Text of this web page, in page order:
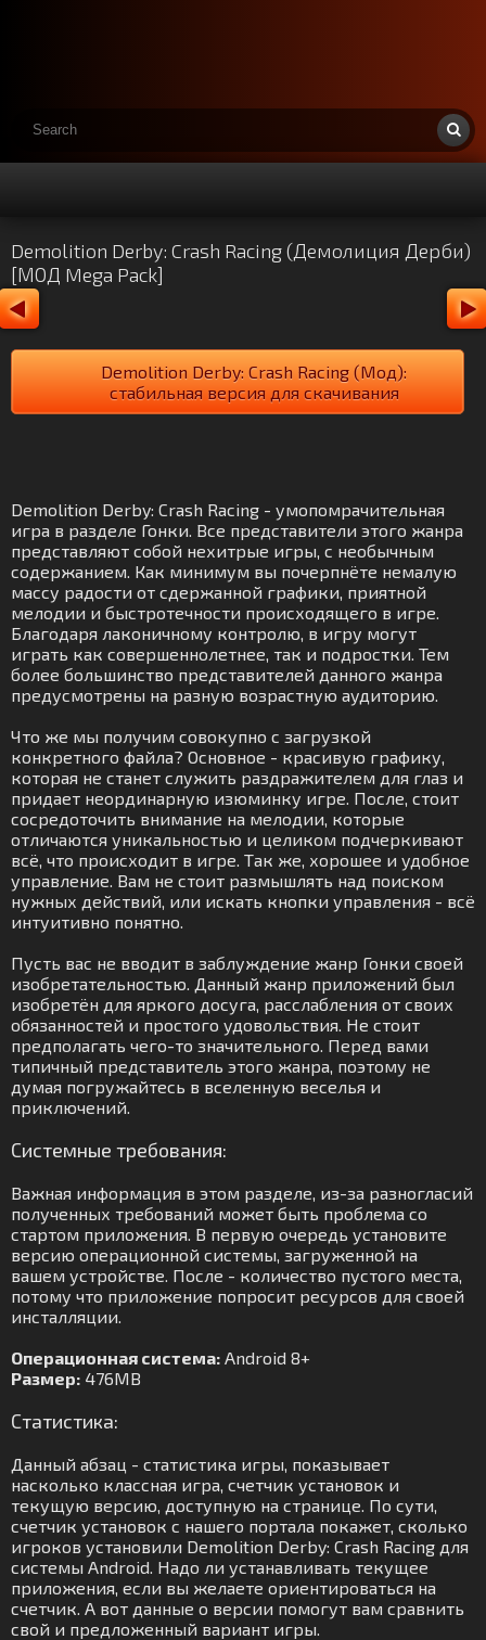
Demolition Derby: Crash Racing (Демолиция Дерби)
[МОД Mega Pack]
Demolition Derby: Crash Racing (Мод):
стабильная версия для скачивания
Demolition Derby: Crash Racing - умопомрачительная
игра в разделе Гонки. Все представители этого жанра
представляют собой нехитрые игры, с необычным
содержанием. Как минимум вы почерпнёте немалую
массу радости от сдержанной графики, приятной
мелодии и быстротечности происходящего в игре.
Благодаря лаконичному контролю, в игру могут
играть как совершеннолетнее, так и подростки. Тем
более большинство представителей данного жанра
предусмотрены на разную возрастную аудиторию.
Что же мы получим совокупно с загрузкой
конкретного файла? Основное - красивую графику,
которая не станет служить раздражителем для глаз и
придает неординарную изюминку игре. После, стоит
сосредоточить внимание на мелодии, которые
отличаются уникальностью и целиком подчеркивают
всё, что происходит в игре. Так же, хорошее и удобное
управление. Вам не стоит размышлять над поиском
нужных действий, или искать кнопки управления - всё
интуитивно понятно.
Пусть вас не вводит в заблуждение жанр Гонки своей
изобретательностью. Данный жанр приложений был
изобретён для яркого досуга, расслабления от своих
обязанностей и простого удовольствия. Не стоит
предполагать чего-то значительного. Перед вами
типичный представитель этого жанра, поэтому не
думая погружайтесь в вселенную веселья и
приключений.
Системные требования:
Важная информация в этом разделе, из-за разногласий
полученных требований может быть проблема со
стартом приложения. В первую очередь установите
версию операционной системы, загруженной на
вашем устройстве. После - количество пустого места,
потому что приложение попросит ресурсов для своей
инсталляции.
Операционная система: Android 8+
Размер: 476MB
Статистика:
Данный абзац - статистика игры, показывает
насколько классная игра, счетчик установок и
текущую версию, доступную на странице. По сути,
счетчик установок с нашего портала покажет, сколько
игроков установили Demolition Derby: Crash Racing для
системы Android. Надо ли устанавливать текущее
приложения, если вы желаете ориентироваться на
счетчик. А вот данные о версии помогут вам сравнить
свой и предложенный вариант игры.